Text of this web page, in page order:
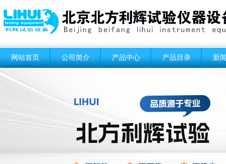
网站首页 公司简介 产品中心 产品目录 新